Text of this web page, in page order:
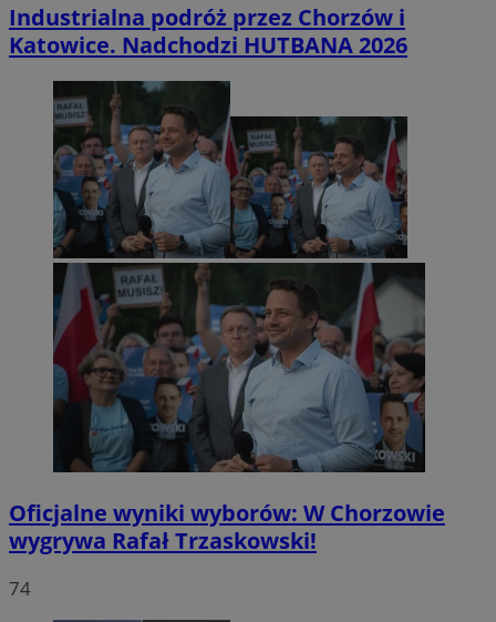
Industrialna podróż przez Chorzów i
Katowice. Nadchodzi HUTBANA 2026
Oficjalne wyniki wyborów: W Chorzowie
wygrywa Rafał Trzaskowski!
74